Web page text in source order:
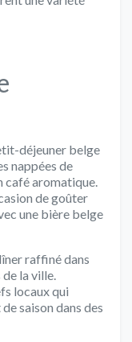
déjeuner belge
nappées de
café aromatique.
de goûter
une bière belge
raffiné dans
la ville.
locaux qui
saison dans des